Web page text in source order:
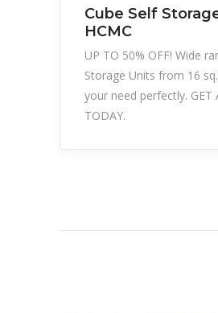
Cube Self
HCMC
UP TO 50% OFF! Wide
Storage Units from 16
your need perfectly. GET
TODAY.